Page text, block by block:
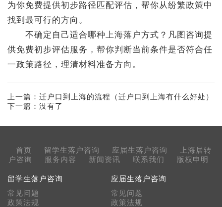
为你免费提供初步路径匹配评估，帮你从纷繁政策中
找到最可行的方向。
不确定自己适合哪种上海落户方式？凡图咨询提
供免费初步评估服务，帮你判断当前条件是否符合任
一政策路径，理清材料准备方向。
上一篇： 迁户口到上海的流程（迁户口到上海有什么好处）
下一篇：没有了
首页 留学生落户咨询 应届生落户咨询
上海居转
户咨询
服务内容 新闻资讯 联系我们 版权申明
留学生落户咨询
常见问题
政策法规
应届生落户咨询
常见问题
政策法规